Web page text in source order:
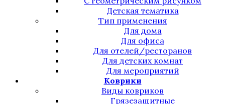
Детская тематика
Тип применения
Для дома
Для офиса
Для отелей/ресторанов
Для детских комнат
Для мероприятий
Коврики
Виды ковриков
Грязезащитные